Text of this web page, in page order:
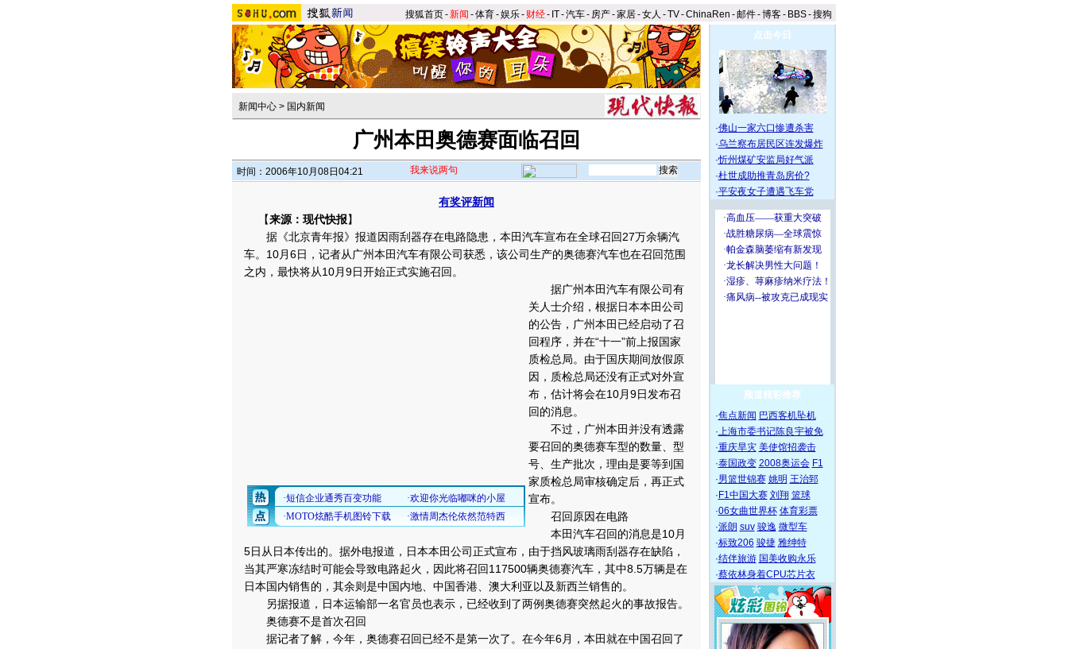
搜狐首页-新闻 -体育-娱乐- 财经- IT-汽车- 房产-家居-女人 -TV-ChinaRen -邮件-博客- BBS-搜狗
新闻中心 > 国内新闻
广州本田奥德赛面临召回
时间：2006年10月08日04:21 我来说两句
有奖评新闻
【来源：现代快报】
据《北京青年报》报道因雨刮器存在电路隐患，本田汽车宣布在全球召回27万余辆汽
车。10月6日，记者从广州本田汽车有限公司获悉，该公司生产的奥德赛汽车也在召回范围
之内，最快将从10月9日开始正式实施召回。
据广州本田汽车有限公司有
关人士介绍，根据日本本田公司
的公告，广州本田已经启动了召
回程序，并在“十一”前上报国家
质检总局。由于国庆期间放假原
因，质检总局还没有正式对外宣
布，估计将会在10月9日发布召
回的消息。
不过，广州本田并没有透露
要召回的奥德赛车型的数量、型
号、生产批次，理由是要等到国
家质检总局审核确定后，再正式
宣布。
召回原因在电路
本田汽车召回的消息是10月
5日从日本传出的。据外电报道，日本本田公司正式宣布，由于挡风玻璃雨刮器存在缺陷，
当其严寒冻结时可能会导致电路起火，因此将召回117500辆奥德赛汽车，其中8.5万辆是在
日本国内销售的，其余则是中国内地、中国香港、澳大利亚以及新西兰销售的。
另据报道，日本运输部一名官员也表示，已经收到了两例奥德赛突然起火的事故报告。
奥德赛不是首次召回
据记者了解，今年，奥德赛召回已经不是第一次了。在今年6月，本田就在中国召回了
点击今日
·佛山一家六口惨遭杀害
·乌兰察布居民区连发爆炸
·忻州煤矿安监局好气派
·杜世成助推青岛房价?
·平安夜女子遭遇飞车党
频道精彩推荐
·焦点新闻 巴西客机坠机
·上海市委书记陈良宇被免
·重庆旱灾 美使馆招袭击
·泰国政变 2008奥运会 F1
·男篮世锦赛 姚明 王治郅
· F1中国大赛 刘翔 篮球
·06女曲世界杯 体育彩票
·派朗 suv 骏逸 微型车
·标致206 骏捷 雅绅特
·结伴旅游 国美收购永乐
·蔡依林身着CPU芯片衣